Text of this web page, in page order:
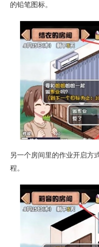
的铅笔图标。
另一个房间里的作业开启方
程。